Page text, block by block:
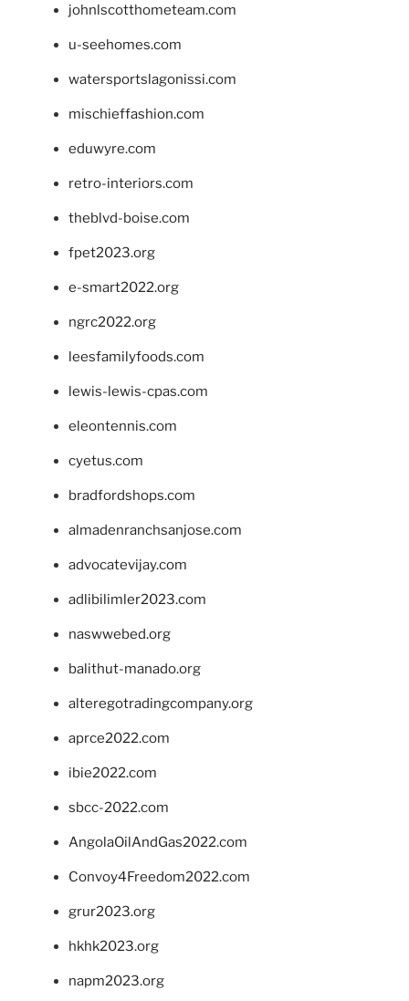
johnlscotthometeam.com
u-seehomes.com
watersportslagonissi.com
mischieffashion.com
eduwyre.com
retro-interiors.com
theblvd-boise.com
fpet2023.org
e-smart2022.org
ngrc2022.org
leesfamilyfoods.com
lewis-lewis-cpas.com
eleontennis.com
cyetus.com
bradfordshops.com
almadenranchsanjose.com
advocatevijay.com
adlibilimler2023.com
naswwebed.org
balithut-manado.org
alteregotradingcompany.org
aprce2022.com
ibie2022.com
sbcc-2022.com
AngolaOilAndGas2022.com
Convoy4Freedom2022.com
grur2023.org
hkhk2023.org
napm2023.org